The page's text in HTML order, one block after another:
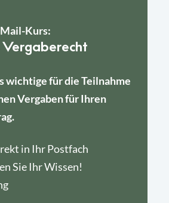
Kurs:
Vergaberecht
wichtige für die Teilnahme
Vergaben für Ihren
in Ihr Postfach
Sie Ihr Wissen!